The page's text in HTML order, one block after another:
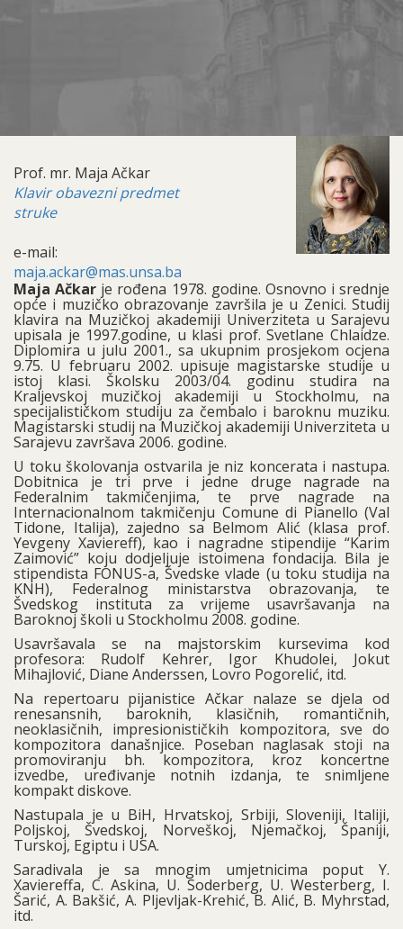
Prof. mr. Maja Ačkar
Klavir obavezni predmet
struke
e-mail:
maja.ackar@mas.unsa.ba
Maja Ačkar je rođena 1978. godine. Osnovno i srednje
opće i muzičko obrazovanje završila je u Zenici. Studij
klavira na Muzičkoj akademiji Univerziteta u Sarajevu
upisala je 1997.godine, u klasi prof. Svetlane Chlaidze.
Diplomira u julu 2001., sa ukupnim prosjekom ocjena
9.75. U februaru 2002. upisuje magistarske studije u
istoj klasi. Školsku 2003/04. godinu studira na
Kraljevskoj muzičkoj akademiji u Stockholmu, na
specijalističkom studiju za čembalo i baroknu muziku.
Magistarski studij na Muzičkoj akademiji Univerziteta u
Sarajevu završava 2006. godine.
U toku školovanja ostvarila je niz koncerata i nastupa.
Dobitnica je tri prve i jedne druge nagrade na
Federalnim takmičenjima, te prve nagrade na
Internacionalnom takmičenju Comune di Pianello (Val
Tidone, Italija), zajedno sa Belmom Alić (klasa prof.
Yevgeny Xaviereff), kao i nagradne stipendije “Karim
Zaimović” koju dodjeljuje istoimena fondacija. Bila je
stipendista FONUS-a, Švedske vlade (u toku studija na
KNH), Federalnog ministarstva obrazovanja, te
Švedskog instituta za vrijeme usavršavanja na
Baroknoj školi u Stockholmu 2008. godine.
Usavršavala se na majstorskim kursevima kod
profesora: Rudolf Kehrer, Igor Khudolei, Jokut
Mihajlović, Diane Anderssen, Lovro Pogorelić, itd.
Na repertoaru pijanistice Ačkar nalaze se djela od
renesansnih, baroknih, klasičnih, romantičnih,
neoklasičnih, impresionističkih kompozitora, sve do
kompozitora današnjice. Poseban naglasak stoji na
promoviranju bh. kompozitora, kroz koncertne
izvedbe, uređivanje notnih izdanja, te snimljene
kompakt diskove.
Nastupala je u BiH, Hrvatskoj, Srbiji, Sloveniji, Italiji,
Poljskoj, Švedskoj, Norveškoj, Njemačkoj, Španiji,
Turskoj, Egiptu i USA.
Saradivala je sa mnogim umjetnicima poput Y.
Xaviereffa, C. Askina, U. Soderberg, U. Westerberg, I.
Šarić, A. Bakšić, A. Pljevljak-Krehić, B. Alić, B. Myhrstad,
itd.